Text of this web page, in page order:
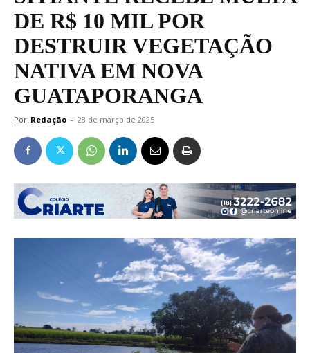
DE R$ 10 MIL POR
DESTRUIR VEGETAÇÃO
NATIVA EM NOVA
GUATAPORANGA
Por Redação - 28 de março de 2025